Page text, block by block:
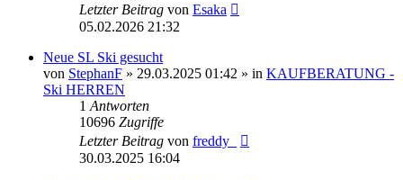
Letzter Beitrag von Esaka
05.02.2026 21:32
Neue SL Ski gesucht
von StephanF » 29.03.2025 01:42 » in KAUFBERATUNG -
Ski HERREN
1 Antworten
10696 Zugriffe
Letzter Beitrag von freddy_
30.03.2025 16:04